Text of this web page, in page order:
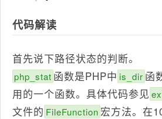
代码解读
首先说下路径状态的判断。
php_stat 函数是PHP中 is_dir 函
用的一个函数。具体代码参见
文件的 FileFunction 宏方法。在